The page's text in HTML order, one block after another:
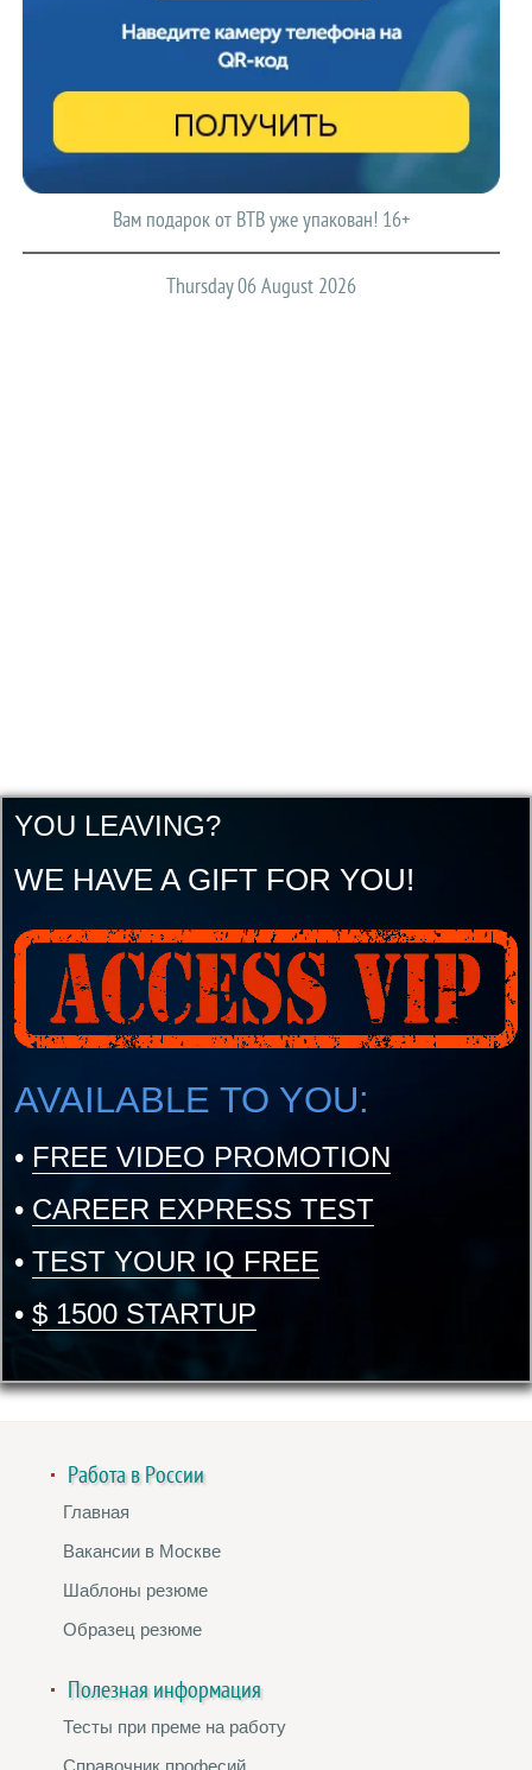
Вам подарок от ВТВ уже упакован! 16+
Thursday 06 August 2026
YOU LEAVING?
WE HAVE A GIFT FOR YOU!
AVAILABLE TO YOU:
• FREE VIDEO PROMOTION
• CAREER EXPRESS TEST
• TEST YOUR IQ FREE
• $ 1500 STARTUP
Работа в России
Главная
Вакансии в Москве
Шаблоны резюме
Образец резюме
Полезная информация
Тесты при преме на работу
Справочник професий